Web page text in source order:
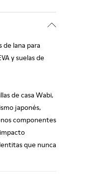
de lana para
y suelas de
de casa Wabi,
japonés,
componentes
que nunca